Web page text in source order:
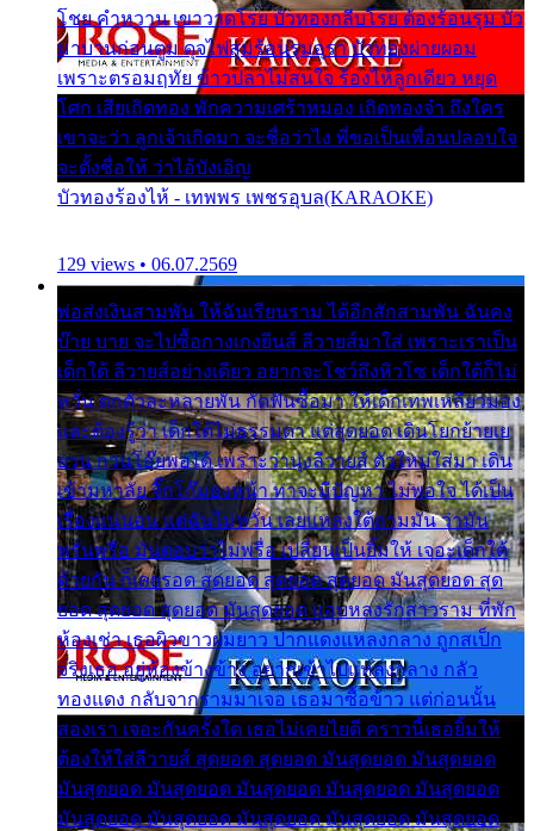
โชย คำหวาน เขาวาดโรย บัวทองกลีบโรย ต้องร้อนรุม บัว
มาบานก่อนตูม ดุจไฟสุมร้อนรุมอุรา บัวทองผ่ายผอม
เพราะตรอมฤทัย ข้าวปลาไม่สนใจ ร้องไห้ลูกเดียว หยุด
โศก เสียเถิดทอง พักความเศร้าหมอง เถิดทองจ๋า ถึงใคร
เขาจะว่า ลูกเจ้าเกิดมา จะชื่อว่าไง พี่ขอเป็นเพื่อนปลอบใจ
จะตั้งชื่อให้ ว่าไอ้บังเอิญ
บัวทองร้องไห้ - เทพพร เพชรอุบล(KARAOKE)
129 views • 06.07.2569
พ่อส่งเงินสามพัน ให้ฉันเรียนราม ได้อีกสักสามพัน ฉันคง
บ๊าย บาย จะไปซื้อกางเกงยีนส์ ลีวายส์มาใส่ เพราะเราเป็น
เด็กใต้ ลีวายส์อย่างเดียว อยากจะโชว์ถึงหิวโซ เด็กใต้ก็ไม่
หวั่น ตกตัวละหลายพัน กัดฟันซื้อมา ให้เด็กเทพเหลียวมอง
และต้องรู้ว่า เด็กใต้ไม่ธรรมดา แต่สุดยอด เดินโยกย้ายเย
ยวน กวนโอ๊ยพอได้ เพราะว่านุ่งลีวายส์ ตัวใหม่ใส่มา เดิน
เข้ามหาลัย จิ๊กโก๊มองหน้า ท่าจะมีปัญหา ไม่พอใจ ได้เป็น
เรื่องแน่นอน แต่ฉันไม่หวั่น เลยแหลงใต้ถามมัน ว่ามัน
พรั่นพรือ มันตอบว่าไม่พรื่อ เปลี่ยนเป็นยิ้มให้ เจอะเด็กใต้
ด้วยกัน ก็เลยรอด สุดยอด สุดยอด สุดยอด มันสุดยอด สุด
ยอด สุดยอด สุดยอด มันสุดยอด แอบหลงรักสาวราม ที่พัก
ห้องเช่า เธอผิวขาวผมยาว ปากแดงแหลงกลาง ถูกสเป็ก
จริงเธอ อยู่ห้องข้างข้าง อยากเข้าไปแหลงกลาง กลัว
ทองแดง กลับจากรามมาเจอ เธอมาซื้อข้าว แต่ก่อนนั้น
สองเรา เจอะกันครั้งใด เธอไม่เคยไยดี คราวนี้เธอยิ้มให้
ต้องให้ใส่ลีวายส์ สุดยอด สุดยอด มันสุดยอด มันสุดยอด
มันสุดยอด มันสุดยอด มันสุดยอด มันสุดยอด มันสุดยอด
มันสุดยอด มันสุดยอด มันสุดยอด มันสุดยอด มันสุดยอด